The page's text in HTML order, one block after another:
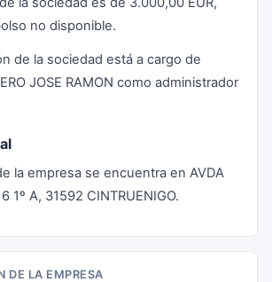
no disponible.
de la sociedad está a cargo de
JOSE RAMON como administrador
la empresa se encuentra en AVDA
1º A, 31592 CINTRUENIGO.
DE LA EMPRESA